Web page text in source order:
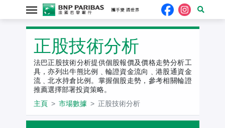
正股技術分析
法巴正股技術分析提供個股報價及價格走勢分析工
具，亦列出牛熊比例﹑輪證資金流向﹑港股通資金
流﹑北水持倉比例。掌握個股走勢，參考相關輪證
推薦選擇部署投資策略。
主頁
市場數據 正股技術分析